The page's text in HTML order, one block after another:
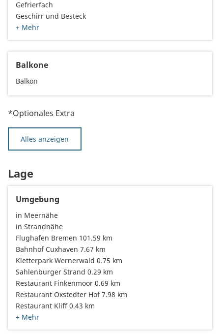
Gefrierfach
Geschirr und Besteck
+ Mehr
Balkone
Balkon
*Optionales Extra
Alles anzeigen
Lage
Umgebung
in Meernähe
in Strandnähe
Flughafen Bremen 101.59 km
Bahnhof Cuxhaven 7.67 km
Kletterpark Wernerwald 0.75 km
Sahlenburger Strand 0.29 km
Restaurant Finkenmoor 0.69 km
Restaurant Oxstedter Hof 7.98 km
Restaurant Kliff 0.43 km
+ Mehr